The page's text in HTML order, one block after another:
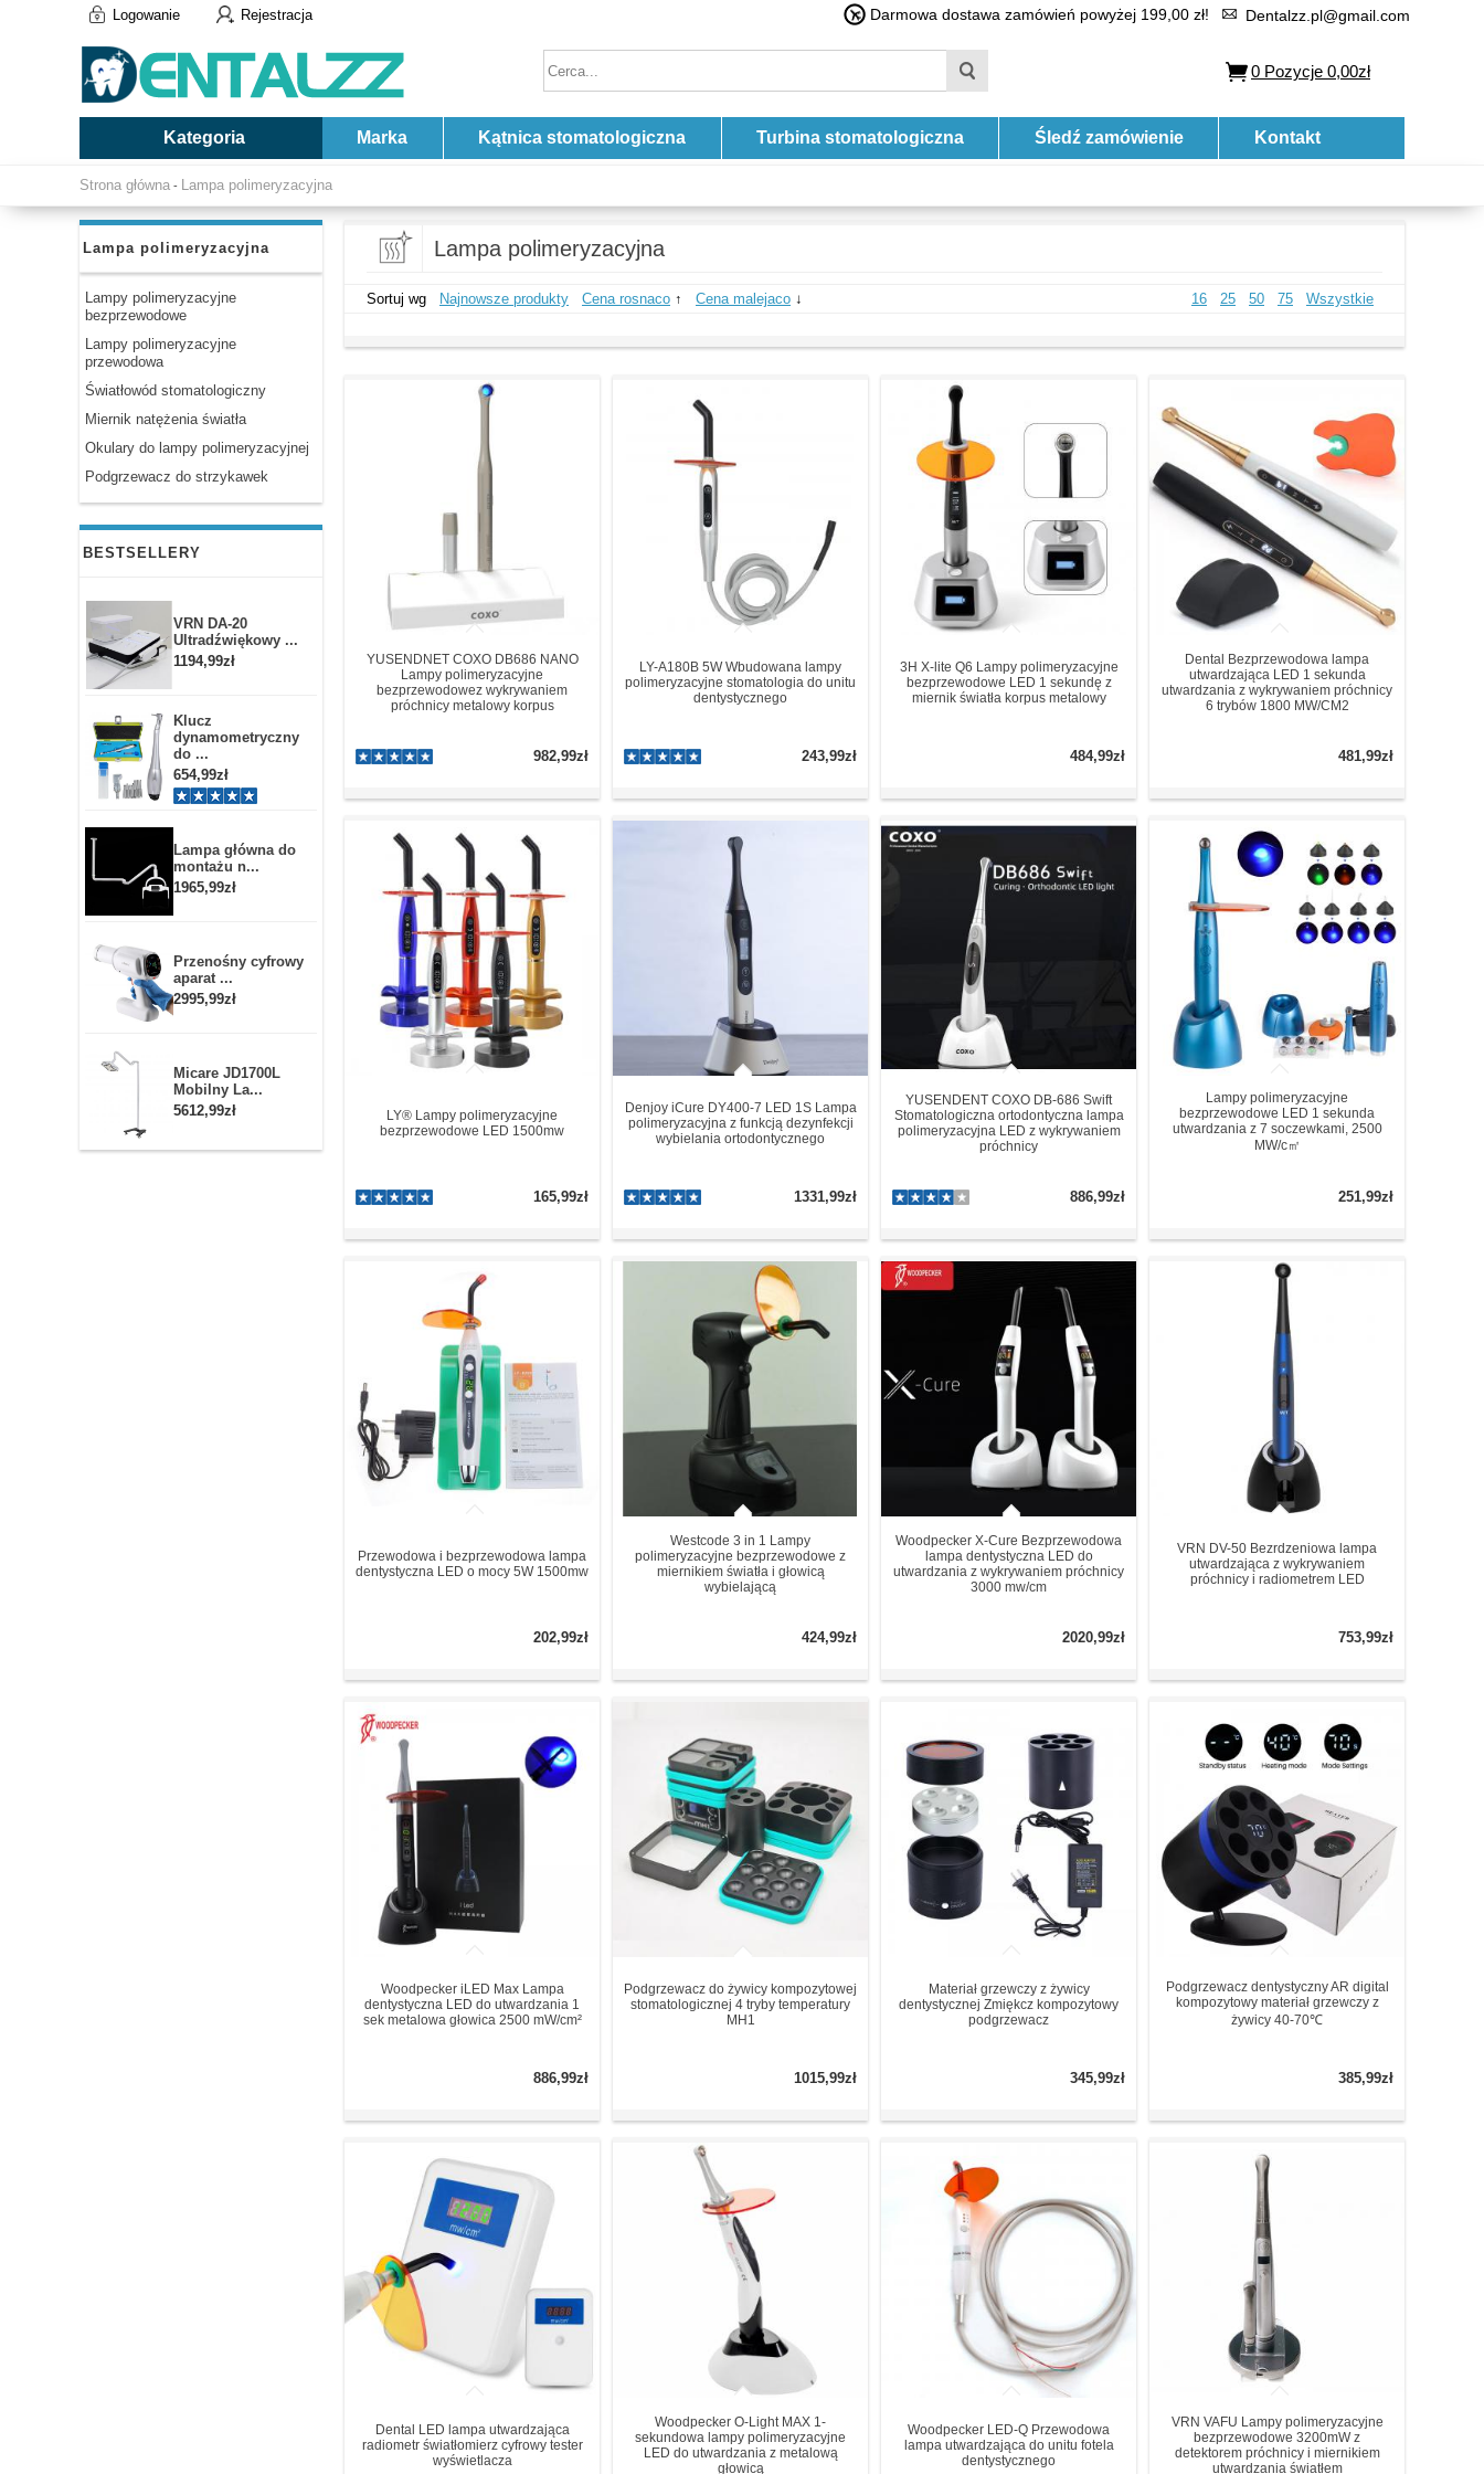
Logowanie Rejestracja Darmowa dostawa zamówień powyżej 199,00 zł! Dentalzz.pl@gmail.com
0 Pozycje 0,00zł
Kategoria Marka Kątnica stomatologiczna Turbina stomatologiczna Śledź zamówienie Kontakt
Strona główna - Lampa polimeryzacyjna
Lampa polimeryzacyjna
Lampy polimeryzacyjne
bezprzewodowe
Lampy polimeryzacyjne
przewodowa
Światłowód stomatologiczny
Miernik natężenia światła
Okulary do lampy polimeryzacyjnej
Podgrzewacz do strzykawek
BESTSELLERY
VRN DA-20
Ultradźwiękowy ...
1194,99zł
Klucz
dynamometryczny
do ...
654,99zł
Lampa główna do
montażu n...
1965,99zł
Przenośny cyfrowy
aparat ...
2995,99zł
Micare JD1700L
Mobilny La...
5612,99zł
Lampa polimeryzacyjna
16 25 50 75 Wszystkie
Sortuj wg Najnowsze produkty Cena rosnaco ↑ Cena malejaco ↓
YUSENDNET COXO DB686 NANO
Lampy polimeryzacyjne
bezprzewodowez wykrywaniem
próchnicy metalowy korpus
982,99zł
LY-A180B 5W Wbudowana lampy
polimeryzacyjne stomatologia do unitu
dentystycznego
243,99zł
3H X-lite Q6 Lampy polimeryzacyjne
bezprzewodowe LED 1 sekundę z
miernik światła korpus metalowy
484,99zł
Dental Bezprzewodowa lampa
utwardzająca LED 1 sekunda
utwardzania z wykrywaniem próchnicy
6 trybów 1800 MW/CM2
481,99zł
LY® Lampy polimeryzacyjne
bezprzewodowe LED 1500mw
165,99zł
Denjoy iCure DY400-7 LED 1S Lampa
polimeryzacyjna z funkcją dezynfekcji
wybielania ortodontycznego
1331,99zł
YUSENDENT COXO DB-686 Swift
Stomatologiczna ortodontyczna lampa
polimeryzacyjna LED z wykrywaniem
próchnicy
886,99zł
Lampy polimeryzacyjne
bezprzewodowe LED 1 sekunda
utwardzania z 7 soczewkami, 2500
MW/c㎡
251,99zł
Przewodowa i bezprzewodowa lampa
dentystyczna LED o mocy 5W 1500mw
202,99zł
Westcode 3 in 1 Lampy
polimeryzacyjne bezprzewodowe z
miernikiem światła i głowicą
wybielającą
424,99zł
Woodpecker X-Cure Bezprzewodowa
lampa dentystyczna LED do
utwardzania z wykrywaniem próchnicy
3000 mw/cm
2020,99zł
VRN DV-50 Bezrdzeniowa lampa
utwardzająca z wykrywaniem
próchnicy i radiometrem LED
753,99zł
Woodpecker iLED Max Lampa
dentystyczna LED do utwardzania 1
sek metalowa głowica 2500 mW/cm²
886,99zł
Podgrzewacz do żywicy kompozytowej
stomatologicznej 4 tryby temperatury
MH1
1015,99zł
Materiał grzewczy z żywicy
dentystycznej Zmiękcz kompozytowy
podgrzewacz
345,99zł
Podgrzewacz dentystyczny AR digital
kompozytowy materiał grzewczy z
żywicy 40-70℃
385,99zł
Dental LED lampa utwardzająca
radiometr światłomierz cyfrowy tester
wyświetlacza
Woodpecker O-Light MAX 1-
sekundowa lampy polimeryzacyjne
LED do utwardzania z metalową
głowicą
Woodpecker LED-Q Przewodowa
lampa utwardzająca do unitu fotela
dentystycznego
VRN VAFU Lampy polimeryzacyjne
bezprzewodowe 3200mW z
detektorem próchnicy i miernikiem
utwardzania światłem